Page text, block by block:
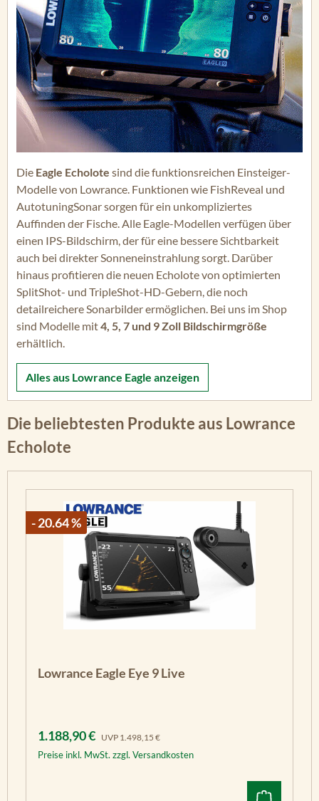
Die Eagle Echolote sind die funktionsreichen Einsteiger-
Modelle von Lowrance. Funktionen wie FishReveal und
AutotuningSonar sorgen für ein unkompliziertes
Auffinden der Fische. Alle Eagle-Modellen verfügen über
einen IPS-Bildschirm, der für eine bessere Sichtbarkeit
auch bei direkter Sonneneinstrahlung sorgt. Darüber
hinaus profitieren die neuen Echolote von optimierten
SplitShot- und TripleShot-HD-Gebern, die noch
detailreichere Sonarbilder ermöglichen. Bei uns im Shop
sind Modelle mit4, 5, 7 und 9 Zoll Bildschirmgröße
erhältlich.
Alles aus Lowrance Eagle anzeigen
Die beliebtesten Produkte aus Lowrance
Echolote
- 20.64 %
Lowrance Eagle Eye 9 Live
Verkaufspreis:
1.188,90 € UVP 1.498,15 €
Preise inkl. MwSt. zzgl. Versandkosten